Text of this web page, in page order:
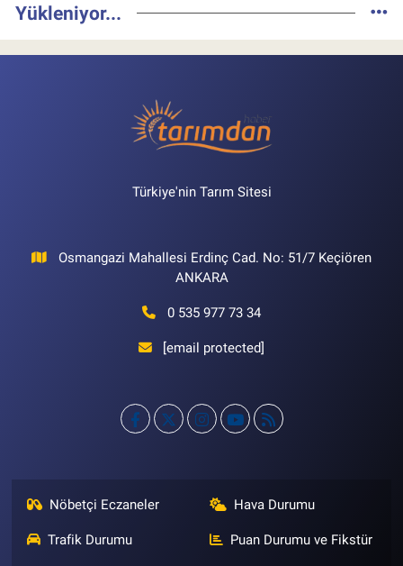
Yükleniyor...
Türkiye'nin Tarım Sitesi
Osmangazi Mahallesi Erdinç Cad. No: 51/7 Keçiören
ANKARA
0 535 977 73 34
[email protected]
Nöbetçi Eczaneler Hava Durumu
Trafik Durumu Puan Durumu ve Fikstür